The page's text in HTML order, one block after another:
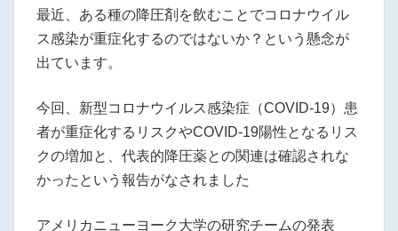
最近、ある種の降圧剤を飲むことでコロナウイル
ス感染が重症化するのではないか？という懸念が
出ています。
今回、新型コロナウイルス感染症（COVID-19）患
者が重症化するリスクやCOVID-19陽性となるリス
クの増加と、代表的降圧薬との関連は確認されな
かったという報告がなされました
アメリカニューヨーク大学の研究チームの発表